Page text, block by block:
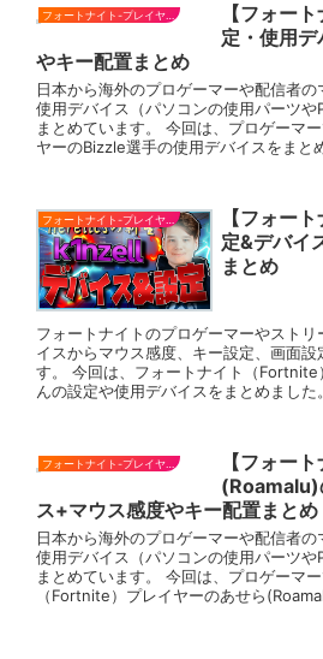
【フォー
定・使用
やキー配置まとめ
日本から海外のプロゲーマーや配信者の
使用デバイス（パソコンの使用パーツや
まとめています。 今回は、プロゲーマ
ヤーのBizzle選手の使用デバイスをまと
フォートナイト-プレイヤー
【フォー
定&デバイ
まとめ
フォートナイトのプロゲーマーやスト
イスからマウス感度、キー設定、画面設
す。 今回は、フォートナイト（Fortnite
んの設定や使用デバイスをまとめました
フォートナイト-プレイヤー
【フォー
(Roamalu)
ス+マウス感度やキー配置まとめ
日本から海外のプロゲーマーや配信者の
使用デバイス（パソコンの使用パーツや
まとめています。 今回は、プロゲーマ
（Fortnite）プレイヤーのあせら